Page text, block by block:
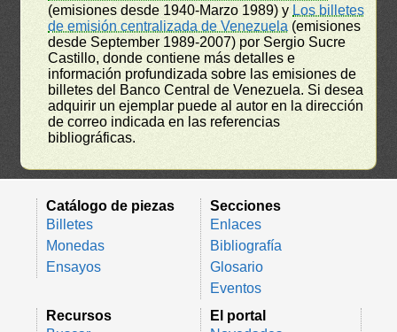
(emisiones desde 1940-Marzo 1989) y Los billetes
de emisión centralizada de Venezuela (emisiones
desde September 1989-2007) por Sergio Sucre
Castillo, donde contiene más detalles e
información profundizada sobre las emisiones de
billetes del Banco Central de Venezuela. Si desea
adquirir un ejemplar puede al autor en la dirección
de correo indicada en las referencias
bibliográficas.
Catálogo de piezas
Billetes
Monedas
Ensayos
Secciones
Enlaces
Bibliografía
Glosario
Eventos
Recursos
El portal